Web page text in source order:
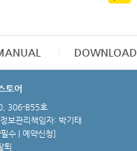
DOWNLOAD
토어
306-B55호
보관리책임자: 박기태
수 | 예약신청]
퇴